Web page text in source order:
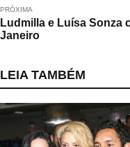
PRÓXIMA
Ludmilla e Luísa Sonza
Janeiro
LEIA TAMBÉM